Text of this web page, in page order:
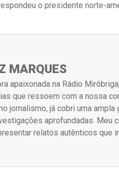
o presidente norte-
MARQUES
apaixonada na Rádio
que ressoem com a nossa
jornalismo, já cobri uma
aprofundadas. Meu
relatos autênticos que